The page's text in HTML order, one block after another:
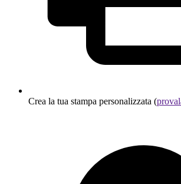
Crea la tua stampa personalizzata (